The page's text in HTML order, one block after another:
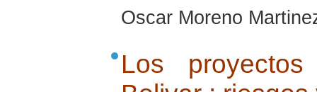
Oscar Moreno
Los